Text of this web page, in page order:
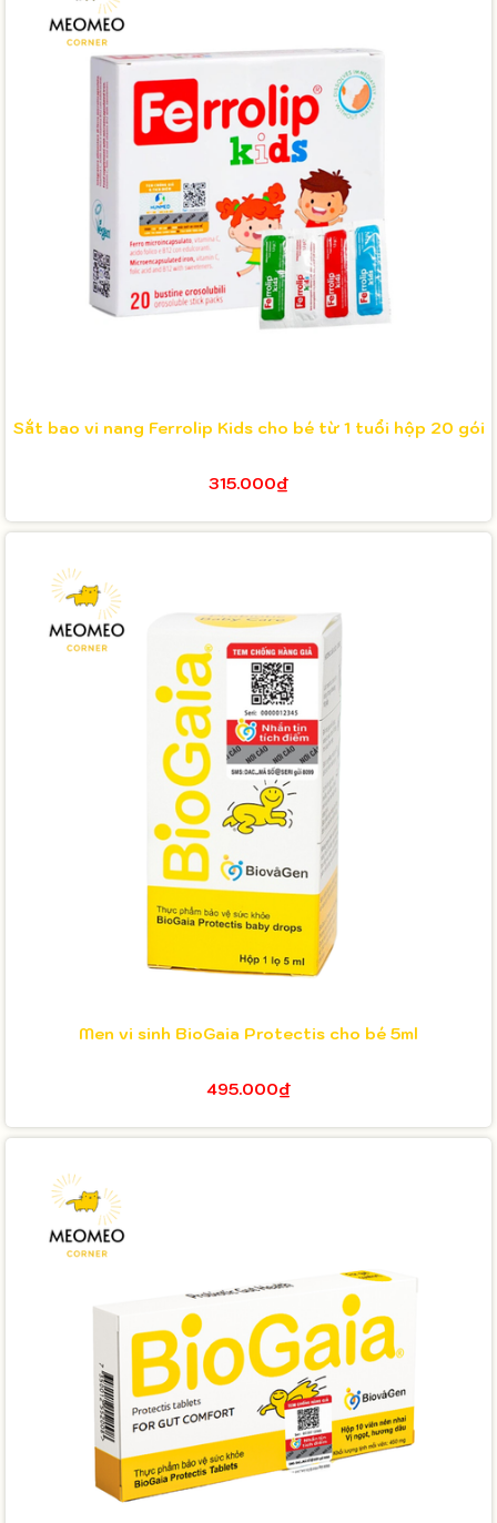
Sắt bao vi nang Ferrolip Kids cho bé từ 1 tuổi hộp 20 gói
315.000₫
Men vi sinh BioGaia Protectis cho bé 5ml
495.000₫